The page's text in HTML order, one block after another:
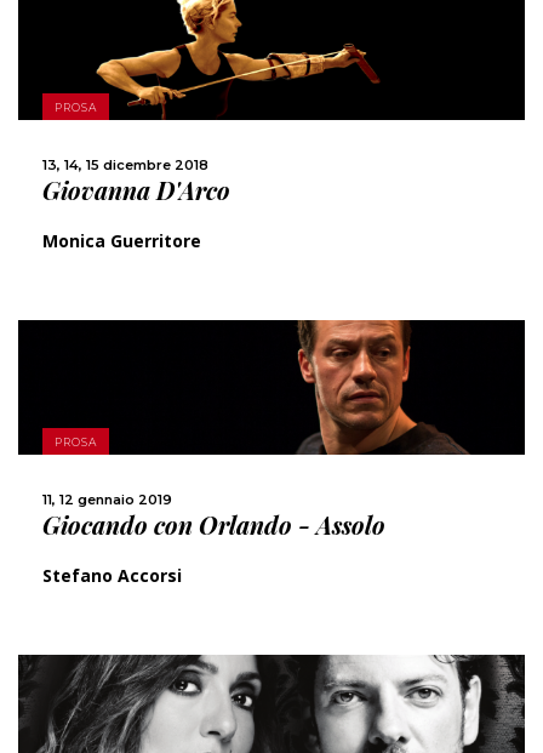
PROSA
13, 14, 15 dicembre 2018
Giovanna D'Arco
Monica Guerritore
SCOPRI DI PIÙ
PROSA
11, 12 gennaio 2019
Giocando con Orlando - Assolo
Stefano Accorsi
SCOPRI DI PIÙ